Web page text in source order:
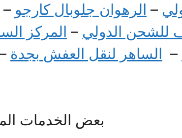
– الرهوان جلوبال كارجو –
للشحن الدولي – المركز
– الساهر لنقل العفش بجدة
بعض الخدمات